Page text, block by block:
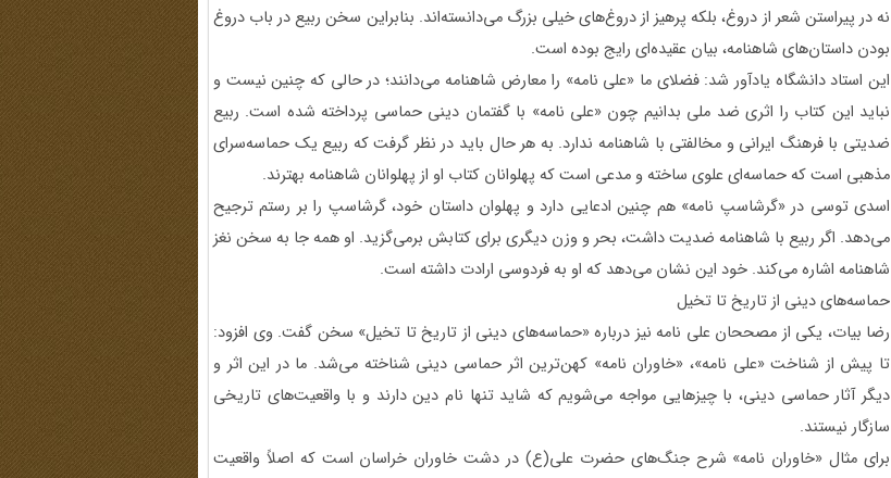
نه در پیراستن شعر از دروغ، بلکه پرهیز از دروغ‌های خیلی بزرگ می‌دانسته‌اند. بنابراین سخن ربیع در باب دروغ
بودن داستان‌های شاهنامه، بیان عقیده‌ای رایج بوده است.
این استاد دانشگاه یادآور شد: فضلای ما «علی نامه» را معارض شاهنامه می‌دانند؛ در حالی که چنین نیست و
نباید این کتاب را اثری ضد ملی بدانیم چون «علی نامه» با گفتمان دینی حماسی پرداخته شده است. ربیع
ضدیتی با فرهنگ ایرانی و مخالفتی با شاهنامه ندارد. به هر حال باید در نظر گرفت که ربیع یک حماسه‌سرای
مذهبی است که حماسه‌ای علوی ساخته و مدعی است که پهلوانان کتاب او از پهلوانان شاهنامه بهترند.
اسدی توسی در «گرشاسپ نامه» هم چنین ادعایی دارد و پهلوان داستان خود، گرشاسپ را بر رستم ترجیح
می‌دهد. اگر ربیع با شاهنامه ضدیت داشت، بحر و وزن دیگری برای کتابش برمی‌گزید. او همه جا به سخن نغز
شاهنامه اشاره می‌کند. خود این نشان می‌دهد که او به فردوسی ارادت داشته است.
حماسه‌های دینی از تاریخ تا تخیل
رضا بیات، یکی از مصححان علی نامه نیز درباره «حماسه‌های دینی از تاریخ تا تخیل» سخن گفت. وی افزود:
تا پیش از شناخت «علی نامه»، «خاوران نامه» کهن‌ترین اثر حماسی دینی شناخته می‌شد. ما در این اثر و
دیگر آثار حماسی دینی، با چیزهایی مواجه می‌شویم که شاید تنها نام دین دارند و با واقعیت‌های تاریخی
سازگار نیستند.
برای مثال «خاوران نامه» شرح جنگ‌های حضرت علی(ع) در دشت خاوران خراسان است که اصلاً واقعیت